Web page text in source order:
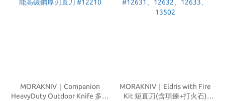
MORAKNIV｜Companion
HeavyDuty Outdoor Knife 多功
MORAKNIV｜Eldris with Fire
Kit 短直刀(含項鍊+打火石)